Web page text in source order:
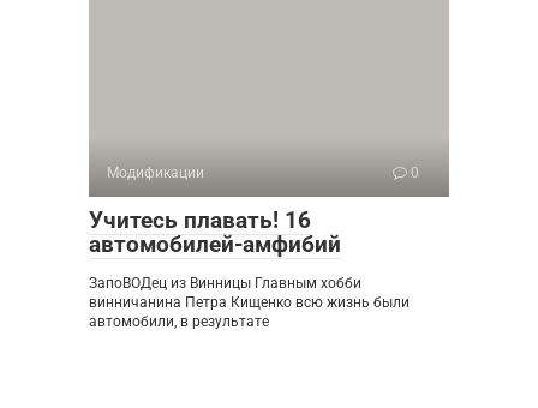
Модификации 0
Учитесь плавать! 16
автомобилей-амфибий
ЗапоВОДец из Винницы Главным хобби
винничанина Петра Кищенко всю жизнь были
автомобили, в результате